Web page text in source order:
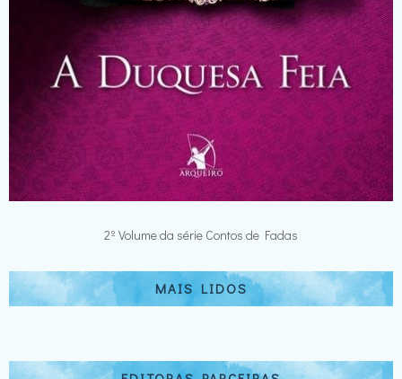
2º Volume da série Contos de Fadas
MAIS LIDOS